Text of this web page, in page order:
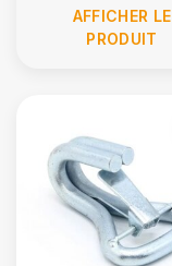
AFFICHER LE
PRODUIT